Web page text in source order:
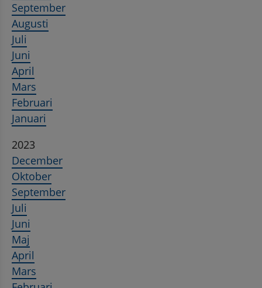
September
Augusti
Juli
Juni
April
Mars
Februari
Januari
2023
December
Oktober
September
Juli
Juni
Maj
April
Mars